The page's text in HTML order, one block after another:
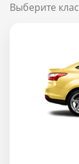
Выберите